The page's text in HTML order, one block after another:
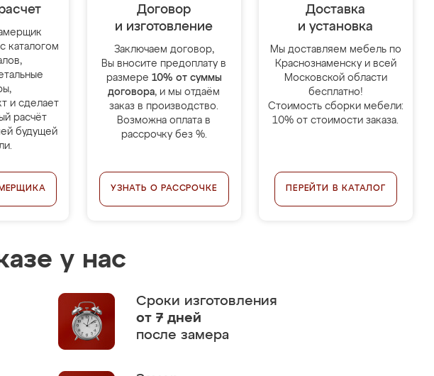
каталогом
и сделает
расчёт
будущей
Договор
и изготовление
Заключаем договор,
Вы вносите предоплату в
размере 10% от суммы
договора, и мы отдаём
заказ в производство.
Возможна оплата в
рассрочку без %.
УЗНАТЬ О РАССРОЧКЕ
Доставка
и установка
Мы доставляем мебель по
Краснознаменску и всей
Московской области
бесплатно!
Стоимость сборки мебели:
10% от стоимости заказа.
ПЕРЕЙТИ В КАТАЛОГ
у нас
Сроки изготовления
от 7 дней
после замера